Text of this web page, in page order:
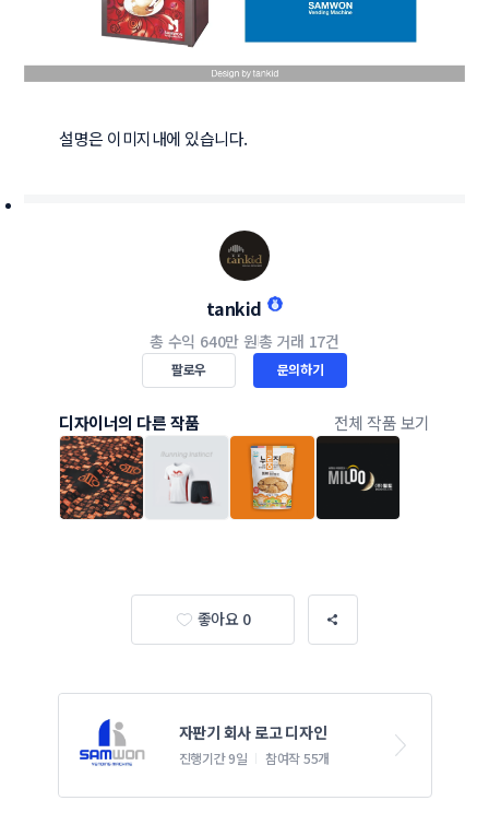
설명은 이미지내에 있습니다.
tankid
총 수익 640만 원총 거래 17건
팔로우 문의하기
디자이너의 다른 작품 전체 작품 보기
좋아요 0
자판기 회사 로고 디자인
진행기간 9일 참여작 55개